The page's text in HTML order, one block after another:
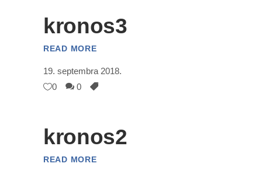
kronos3
READ MORE
19. septembra 2018.
0
0
kronos2
READ MORE